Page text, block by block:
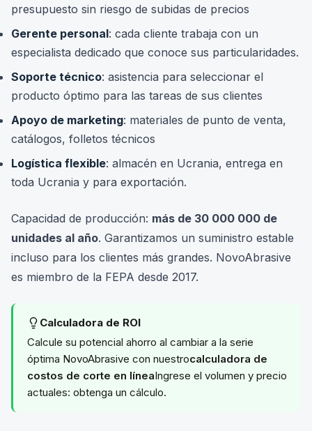
presupuesto sin riesgo de subidas de precios
Gerente personal: cada cliente trabaja con un
especialista dedicado que conoce sus particularidades.
Soporte técnico: asistencia para seleccionar el
producto óptimo para las tareas de sus clientes
Apoyo de marketing: materiales de punto de venta,
catálogos, folletos técnicos
Logística flexible: almacén en Ucrania, entrega en
toda Ucrania y para exportación.
Capacidad de producción: más de 30 000 000 de
unidades al año. Garantizamos un suministro estable
incluso para los clientes más grandes. NovoAbrasive
es miembro de la FEPA desde 2017.
Calculadora de ROI
Calcule su potencial ahorro al cambiar a la serie
óptima NovoAbrasive con nuestrocalculadora de
costos de corte en líneaIngrese el volumen y precio
actuales: obtenga un cálculo.